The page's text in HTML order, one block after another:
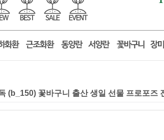
(b_150) 꽃바구니 출산 생일 선물 프로포즈